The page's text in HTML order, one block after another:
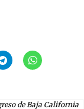
de Baja California